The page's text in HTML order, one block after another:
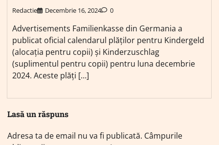
Redactie Decembrie 16, 2024 0
Advertisements Familienkasse din Germania a
publicat oficial calendarul plăților pentru Kindergeld
(alocația pentru copii) și Kinderzuschlag
(suplimentul pentru copii) pentru luna decembrie
2024. Aceste plăți […]
Lasă un răspuns
Adresa ta de email nu va fi publicată. Câmpurile